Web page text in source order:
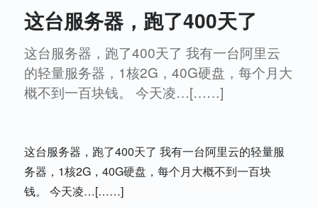
服
务
器
和
一
根
网
线
这台服务器，跑了400天了
这台服务器，跑了400天了 我有一台阿里云
的轻量服务器，1核2G，40G硬盘，每个月大
概不到一百块钱。 今天凌…[……]
这台服务器，跑了400天了 我有一台阿里云的轻量服
务器，1核2G，40G硬盘，每个月大概不到一百块
钱。 今天凌…[……]